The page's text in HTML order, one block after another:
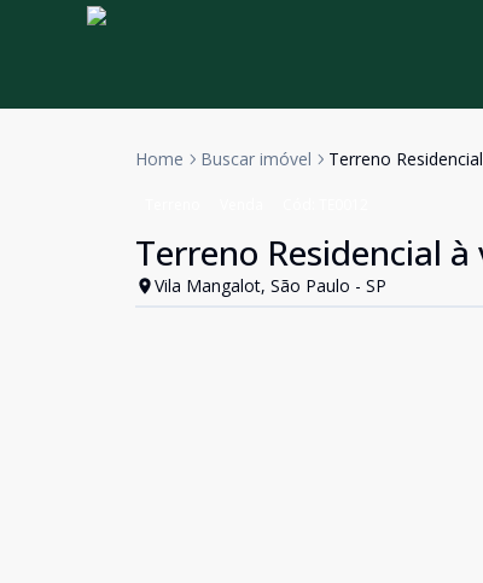
Home Buscar imóvel Terreno
Terreno Residencial
Vila Mangalot, São Paulo - SP